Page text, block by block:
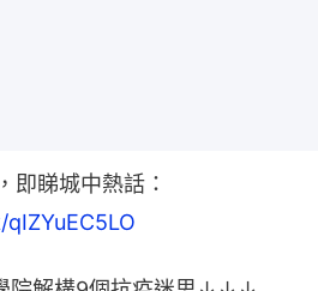
即睇城中熱話：